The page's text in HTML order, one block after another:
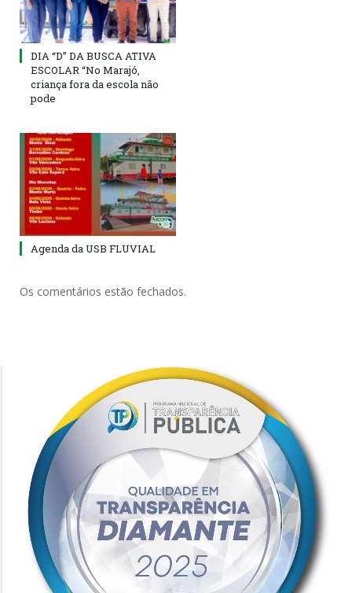
DIA “D” DA BUSCA ATIVA
ESCOLAR “No Marajó,
criança fora da escola não
pode
Agenda da USB FLUVIAL
Os comentários estão fechados.